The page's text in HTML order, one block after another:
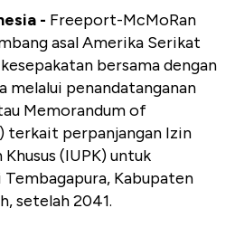
- Freeport-McMoRan
asal Amerika Serikat
bersama dengan
melalui penandatanganan
Memorandum of
terkait perpanjangan Izin
(IUPK) untuk
Kabupaten
setelah 2041.